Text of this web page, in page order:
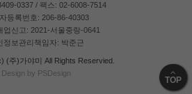
0337 / 팩스: 02-6008-7514
등록번호: 206-86-40303
업신고: 2021-서울중랑-0641
정보관리책임자: 박준근
(주)가야미 All Rights Reservied.
Design by PSDesign
TOP